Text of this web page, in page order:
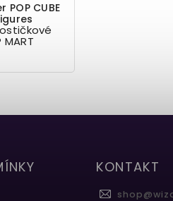
POP CUBE
KONTAKT
shop@